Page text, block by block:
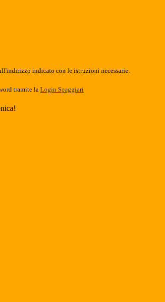
indicato con le istruzioni necessarie.
tramite la Login Spaggiari